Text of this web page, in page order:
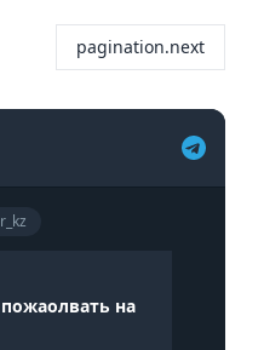
pagination.next
на